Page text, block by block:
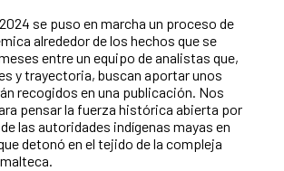
se puso en marcha un proceso de
alrededor de los hechos que se
entre un equipo de analistas que,
y trayectoria, buscan aportar unos
recogidos en una publicación. Nos
pensar la fuerza histórica abierta por
las autoridades indígenas mayas en
detonó en el tejido de la compleja